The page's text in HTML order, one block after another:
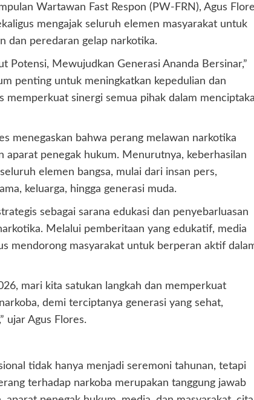
Wartawan Fast Respon (PW-FRN), Agus
mengajak seluruh elemen masyarakat untuk
dan peredaran gelap narkotika.
Potensi, Mewujudkan Generasi Ananda Bersinar,”
penting untuk meningkatkan kepedulian dan
memperkuat sinergi semua pihak dalam
menegaskan bahwa perang melawan narkotika
aparat penegak hukum. Menurutnya, keberhasilan
elemen bangsa, mulai dari insan pers,
keluarga, hingga generasi muda.
sebagai sarana edukasi dan penyebarluasan
Melalui pemberitaan yang edukatif, media
mendorong masyarakat untuk berperan aktif
mari kita satukan langkah dan memperkuat
demi terciptanya generasi yang sehat,
ujar Agus Flores.
tidak hanya menjadi seremoni tahunan, tetapi
terhadap narkoba merupakan tanggung jawab